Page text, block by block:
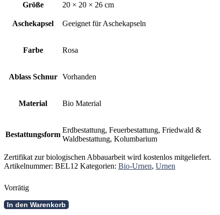
Größe
20 × 20 × 26 cm
Aschekapsel Geeignet für Aschekapseln
Farbe Rosa
Ablass Schnur Vorhanden
Material Bio Material
Bestattungsform
Erdbestattung, Feuerbestattung, Friedwald &
Waldbestattung, Kolumbarium
Zertifikat zur biologischen Abbauarbeit wird kostenlos mitgeliefert.
Artikelnummer: BEL12 Kategorien: Bio-Urnen, Urnen
Vorrätig
BioIn den Warenkorb